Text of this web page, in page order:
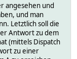
angesehen und
und man
Letztlich soll die
Antwort zu dem
(mittels Dispatch
zu einer